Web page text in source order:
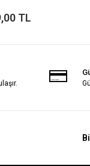
TL